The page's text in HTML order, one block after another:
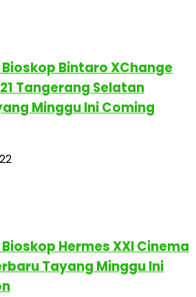
Bintaro XChange
Tangerang Selatan
Minggu Ini Coming
Hermes XXI Cinema
Tayang Minggu Ini